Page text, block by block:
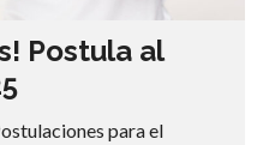
Postula al
para el